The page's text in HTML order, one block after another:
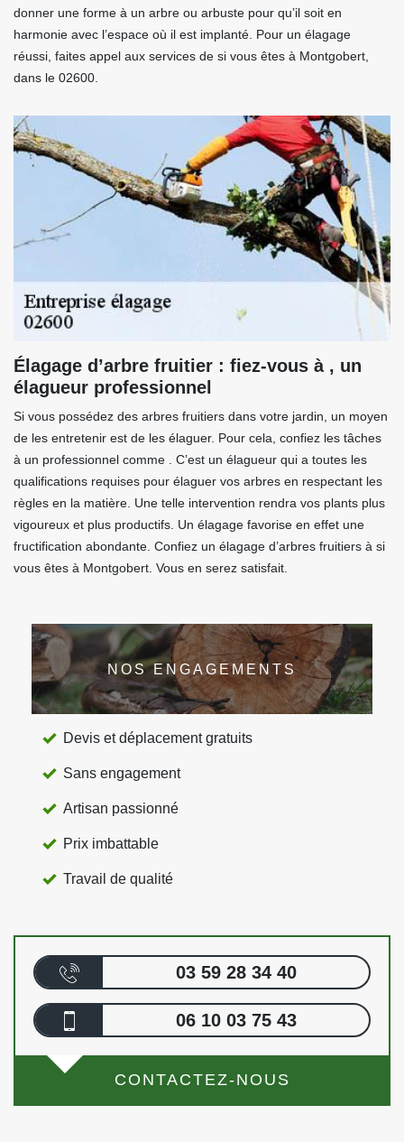
donner une forme à un arbre ou arbuste pour qu’il soit en
harmonie avec l’espace où il est implanté. Pour un élagage
réussi, faites appel aux services de si vous êtes à Montgobert,
dans le 02600.
Élagage d’arbre fruitier : fiez-vous à , un
élagueur professionnel
Si vous possédez des arbres fruitiers dans votre jardin, un moyen
de les entretenir est de les élaguer. Pour cela, confiez les tâches
à un professionnel comme . C’est un élagueur qui a toutes les
qualifications requises pour élaguer vos arbres en respectant les
règles en la matière. Une telle intervention rendra vos plants plus
vigoureux et plus productifs. Un élagage favorise en effet une
fructification abondante. Confiez un élagage d’arbres fruitiers à si
vous êtes à Montgobert. Vous en serez satisfait.
NOS ENGAGEMENTS
Devis et déplacement gratuits
Sans engagement
Artisan passionné
Prix imbattable
Travail de qualité
03 59 28 34 40
06 10 03 75 43
CONTACTEZ-NOUS